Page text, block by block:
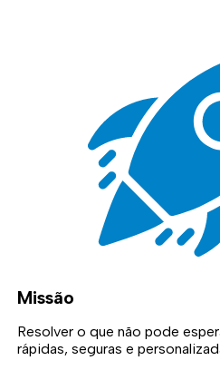
Missão
Resolver o que não pode
rápidas, seguras e